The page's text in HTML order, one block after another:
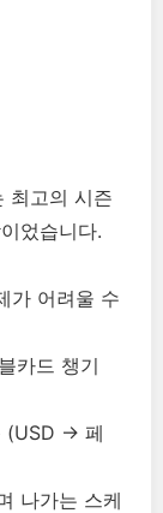
고의 시즌
었습니다.
가 어려울 수
카드 챙기
(USD -> 페
나가는 스케